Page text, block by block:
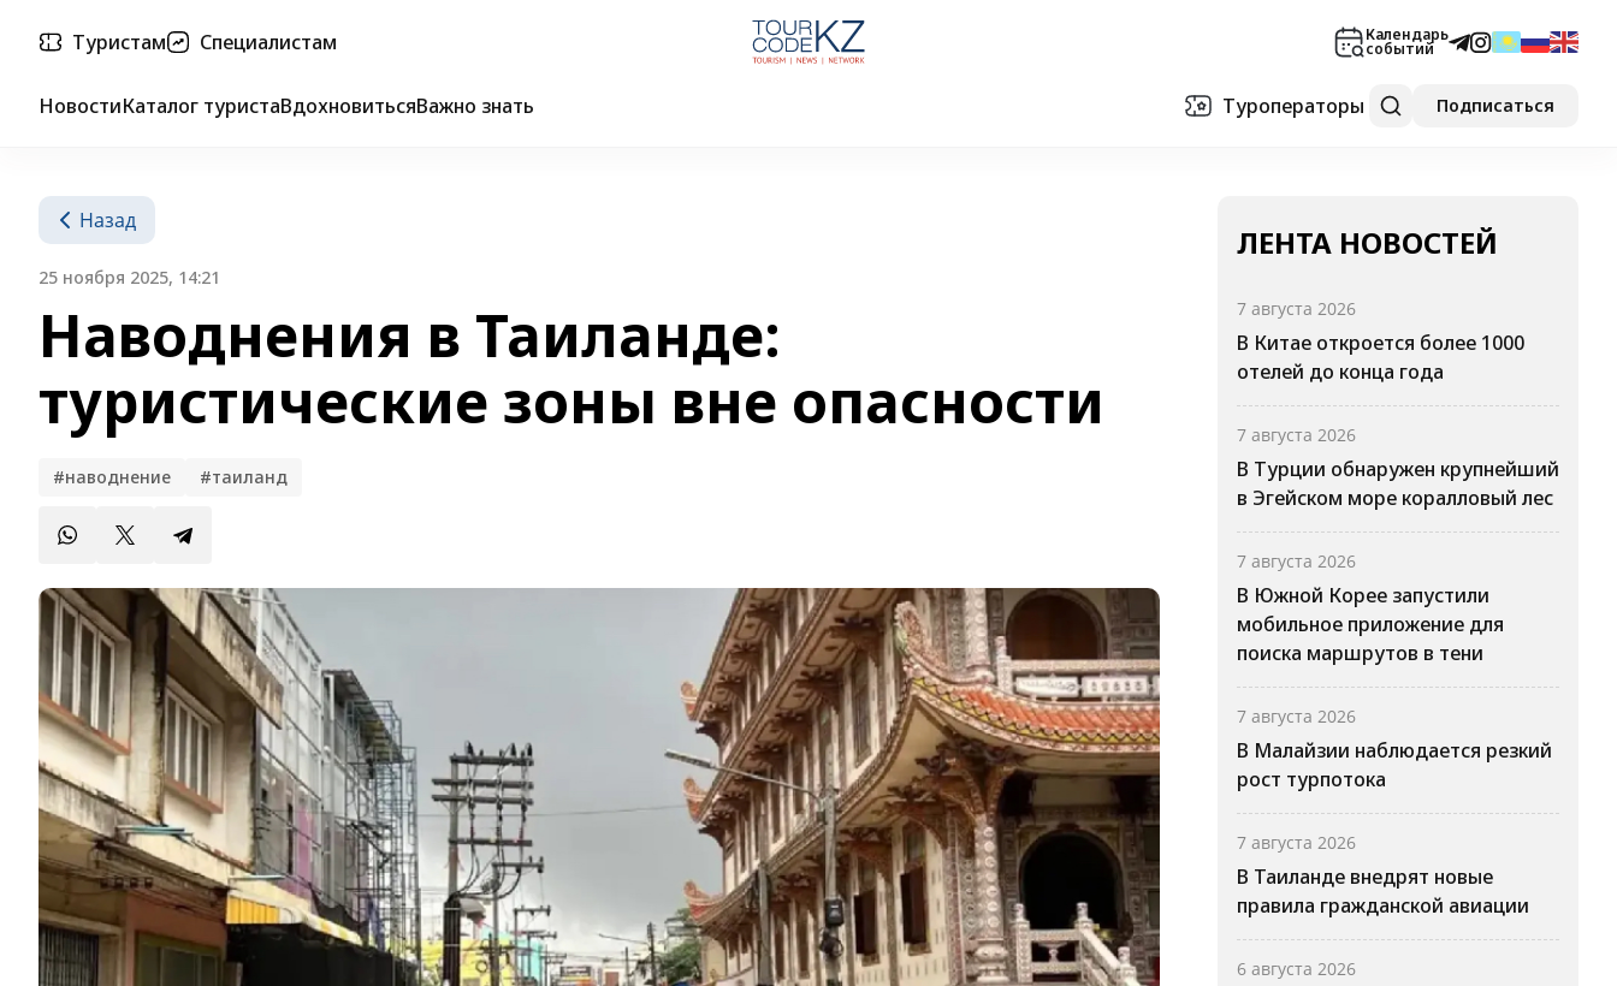
Туристам Специалистам Календарь
событий
НовостиКаталог туристаВдохновитьсяВажно знать Туроператоры Подписаться
Назад
25 ноября 2025, 14:21
Наводнения в Таиланде:
туристические зоны вне опасности
#наводнение #таиланд
ЛЕНТА НОВОСТЕЙ
7 августа 2026
В Китае откроется более 1000
отелей до конца года
7 августа 2026
В Турции обнаружен крупнейший
в Эгейском море коралловый лес
7 августа 2026
В Южной Корее запустили
мобильное приложение для
поиска маршрутов в тени
7 августа 2026
В Малайзии наблюдается резкий
рост турпотока
7 августа 2026
В Таиланде внедрят новые
правила гражданской авиации
6 августа 2026